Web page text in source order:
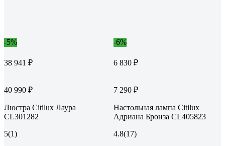
-5%
38 941 ₽
40 990 ₽
Люстра Citilux Лаура
CL301282
5(1)
-6%
6 830 ₽
7 290 ₽
Настольная лампа Citilux
Адриана Бронза CL405823
4.8(17)